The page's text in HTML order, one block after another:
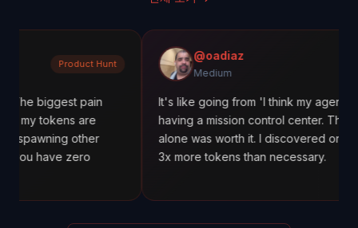
pain
are
other
zero
@oadiaz
Medium
It's like going from 'I think my agents are
having a mission control center. The cost
alone was worth it. I discovered one agent was
3x more tokens than necessary.